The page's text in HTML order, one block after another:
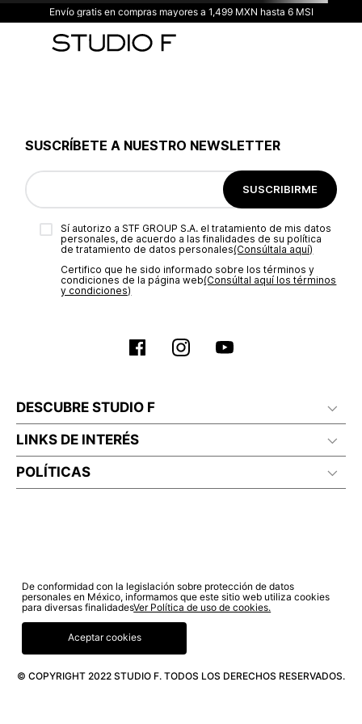
Envío gratis en compras mayores a 1,499 MXN hasta 6 MSI
SUSCRÍBETE A NUESTRO NEWSLETTER
SUSCRIBIRME
Sí autorizo a STF GROUP S.A. el tratamiento de mis datos
personales, de acuerdo a las finalidades de su política
de tratamiento de datos personales‎(Consúltala aquí)
Certifico que he sido informado sobre los términos y
condiciones de la página web‎(Consúltal aquí los términos
y condiciones)
DESCUBRE STUDIO F
LINKS DE INTERÉS
POLÍTICAS
© COPYRIGHT 2022 STUDIO F. TODOS LOS DERECHOS RESERVADOS.
De conformidad con la legislación sobre protección de datos
personales en México, informamos que este sitio web utiliza cookies
para diversas finalidadesVer Política de uso de cookies.
Aceptar cookies